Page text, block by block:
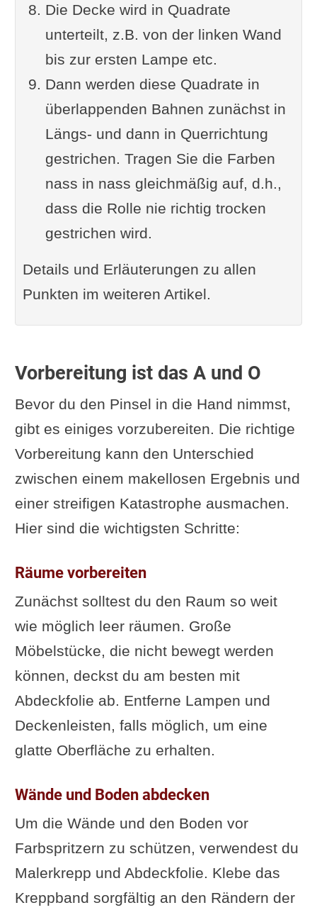
Die Decke wird in Quadrate
unterteilt, z.B. von der linken Wand
bis zur ersten Lampe etc.
Dann werden diese Quadrate in
überlappenden Bahnen zunächst in
Längs- und dann in Querrichtung
gestrichen. Tragen Sie die Farben
nass in nass gleichmäßig auf, d.h.,
dass die Rolle nie richtig trocken
gestrichen wird.
Details und Erläuterungen zu allen
Punkten im weiteren Artikel.
Vorbereitung ist das A und O
Bevor du den Pinsel in die Hand nimmst,
gibt es einiges vorzubereiten. Die richtige
Vorbereitung kann den Unterschied
zwischen einem makellosen Ergebnis und
einer streifigen Katastrophe ausmachen.
Hier sind die wichtigsten Schritte:
Räume vorbereiten
Zunächst solltest du den Raum so weit
wie möglich leer räumen. Große
Möbelstücke, die nicht bewegt werden
können, deckst du am besten mit
Abdeckfolie ab. Entferne Lampen und
Deckenleisten, falls möglich, um eine
glatte Oberfläche zu erhalten.
Wände und Boden abdecken
Um die Wände und den Boden vor
Farbspritzern zu schützen, verwendest du
Malerkrepp und Abdeckfolie. Klebe das
Kreppband sorgfältig an den Rändern der